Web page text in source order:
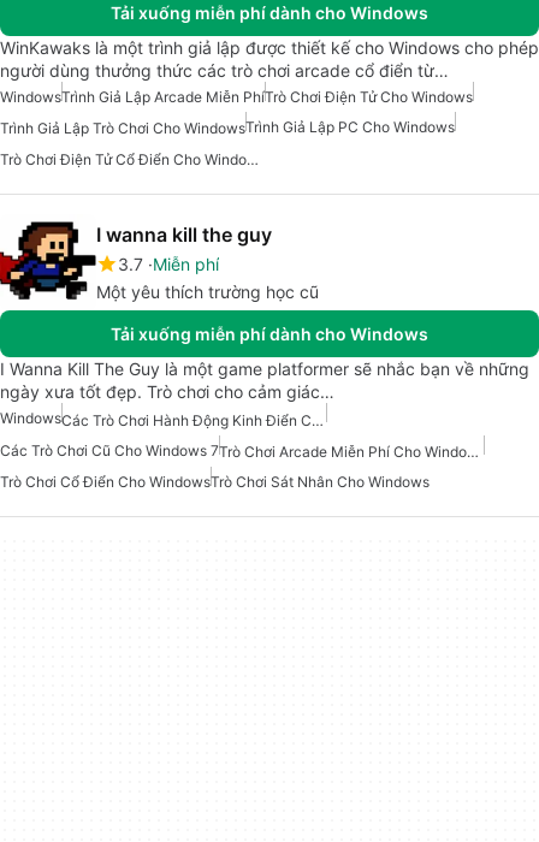
Tải xuống miễn phí dành cho Windows
WinKawaks là một trình giả lập được thiết kế cho Windows cho phép
người dùng thưởng thức các trò chơi arcade cổ điển từ…
WindowsTrình Giả Lập Arcade Miễn PhíTrò Chơi Điện Tử Cho Windows
Trình Giả Lập Trò Chơi Cho WindowsTrình Giả Lập PC Cho Windows
Trò Chơi Điện Tử Cổ Điển Cho Windows
I wanna kill the guy
3.7 Miễn phí
Một yêu thích trường học cũ
Tải xuống miễn phí dành cho Windows
I Wanna Kill The Guy là một game platformer sẽ nhắc bạn về những
ngày xưa tốt đẹp. Trò chơi cho cảm giác…
Windows
Các Trò Chơi Hành Động Kinh Điển Cho Windows
Các Trò Chơi Cũ Cho Windows 7
Trò Chơi Arcade Miễn Phí Cho Windows
Trò Chơi Cổ Điển Cho WindowsTrò Chơi Sát Nhân Cho Windows